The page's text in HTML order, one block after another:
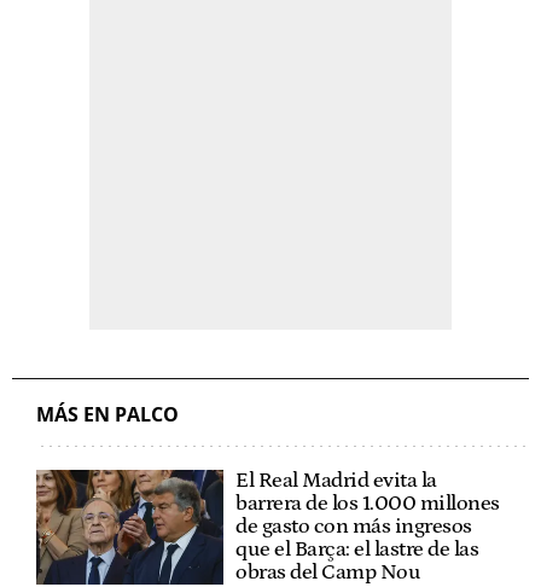
MÁS EN PALCO
El Real Madrid evita la
barrera de los 1.000 millones
de gasto con más ingresos
que el Barça: el lastre de las
obras del Camp Nou